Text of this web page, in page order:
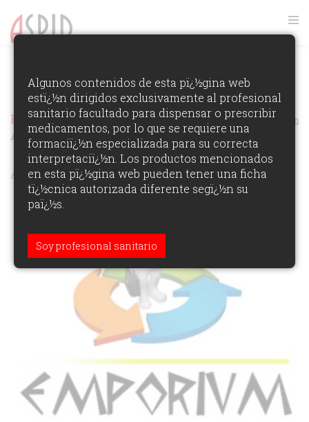
FOTOS GALA ASPID 2015
VER RANKING
Premios Aspid Espaï¿½a 2015Ver los Ganadores de la Ediciï¿½n
AUTOPUBLICIDAD DE AGENCIA
ÁREAS DE PARTICIPACIï¿½N:
Algunos contenidos de esta pï¿½gina web
estï¿½n dirigidos exclusivamente al profesional
sanitario facultado para dispensar o prescribir
medicamentos, por lo que se requiere una
formaciï¿½n especializada para su correcta
interpretaciï¿½n. Los productos mencionados
en esta pï¿½gina web pueden tener una ficha
tï¿½cnica autorizada diferente segï¿½n su
paï¿½s.
Soy profesional sanitario